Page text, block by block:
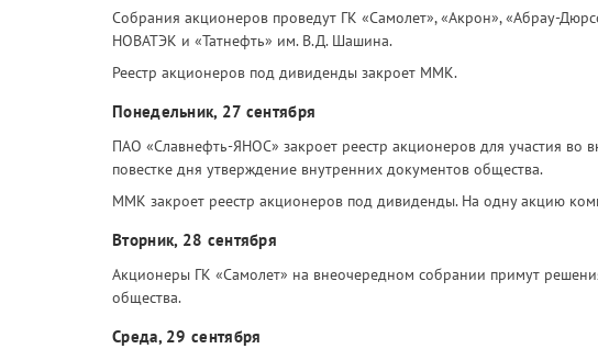
Собрания акционеров проведут ГК «Самолет», «Акрон», «Абрау-
НОВАТЭК и «Татнефть» им. В.Д. Шашина.
Реестр акционеров под дивиденды закроет ММК.
Понедельник, 27 сентября
ПАО «Славнефть-ЯНОС» закроет реестр акционеров для участия во
повестке дня утверждение внутренних документов общества.
ММК закроет реестр акционеров под дивиденды. На одну акцию
Вторник, 28 сентября
Акционеры ГК «Самолет» на внеочередном собрании примут
общества.
Среда, 29 сентября